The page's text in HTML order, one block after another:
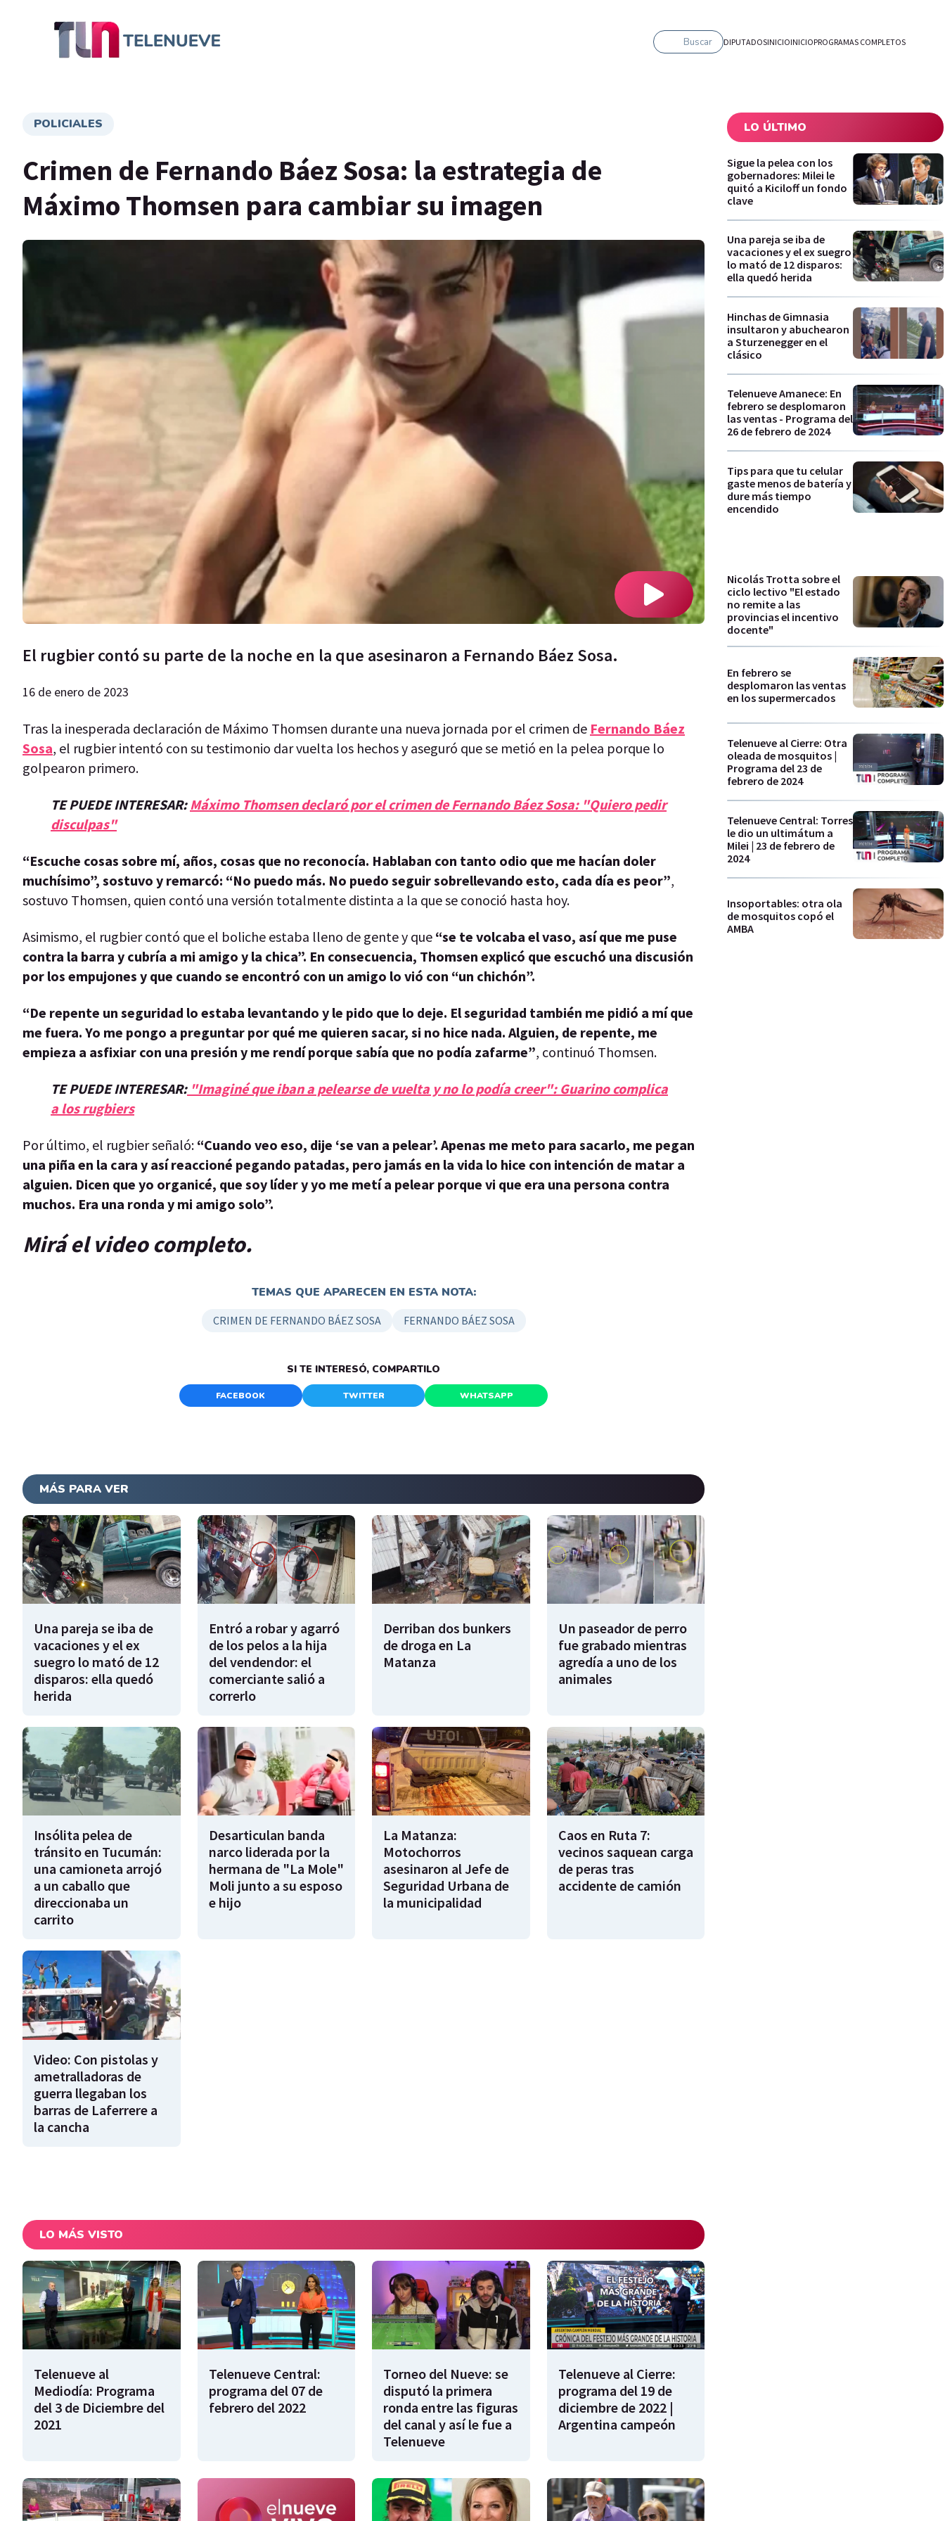
Buscar DIPUTADOSINICIOINICIOPROGRAMAS COMPLETOS
POLICIALES
Crimen de Fernando Báez Sosa: la estrategia de
Máximo Thomsen para cambiar su imagen
El rugbier contó su parte de la noche en la que asesinaron a Fernando Báez Sosa.
16 de enero de 2023
Tras la inesperada declaración de Máximo Thomsen durante una nueva jornada por el crimen de Fernando Báez
Sosa, el rugbier intentó con su testimonio dar vuelta los hechos y aseguró que se metió en la pelea porque lo
golpearon primero.
TE PUEDE INTERESAR: Máximo Thomsen declaró por el crimen de Fernando Báez Sosa: "Quiero pedir
disculpas"
“Escuche cosas sobre mí, años, cosas que no reconocía. Hablaban con tanto odio que me hacían doler
muchísimo”, sostuvo y remarcó: “No puedo más. No puedo seguir sobrellevando esto, cada día es peor”,
sostuvo Thomsen, quien contó una versión totalmente distinta a la que se conoció hasta hoy.
Asimismo, el rugbier contó que el boliche estaba lleno de gente y que “se te volcaba el vaso, así que me puse
contra la barra y cubría a mi amigo y la chica”. En consecuencia, Thomsen explicó que escuchó una discusión
por los empujones y que cuando se encontró con un amigo lo vió con “un chichón”.
“De repente un seguridad lo estaba levantando y le pido que lo deje. El seguridad también me pidió a mí que
me fuera. Yo me pongo a preguntar por qué me quieren sacar, si no hice nada. Alguien, de repente, me
empieza a asfixiar con una presión y me rendí porque sabía que no podía zafarme”, continuó Thomsen.
TE PUEDE INTERESAR:"Imaginé que iban a pelearse de vuelta y no lo podía creer": Guarino complica
a los rugbiers
Por último, el rugbier señaló: “Cuando veo eso, dije ‘se van a pelear’. Apenas me meto para sacarlo, me pegan
una piña en la cara y así reaccioné pegando patadas, pero jamás en la vida lo hice con intención de matar a
alguien. Dicen que yo organicé, que soy líder y yo me metí a pelear porque vi que era una persona contra
muchos. Era una ronda y mi amigo solo”.
Mirá el video completo.
TEMAS QUE APARECEN EN ESTA NOTA:
CRIMEN DE FERNANDO BÁEZ SOSA FERNANDO BÁEZ SOSA
SI TE INTERESÓ, COMPARTILO
FACEBOOK TWITTER WHATSAPP
MÁS PARA VER
Una pareja se iba de
vacaciones y el ex
suegro lo mató de 12
disparos: ella quedó
herida
Entró a robar y agarró
de los pelos a la hija
del vendendor: el
comerciante salió a
correrlo
Derriban dos bunkers
de droga en La
Matanza
Un paseador de perro
fue grabado mientras
agredía a uno de los
animales
Insólita pelea de
tránsito en Tucumán:
una camioneta arrojó
a un caballo que
direccionaba un
carrito
Desarticulan banda
narco liderada por la
hermana de "La Mole"
Moli junto a su esposo
e hijo
La Matanza:
Motochorros
asesinaron al Jefe de
Seguridad Urbana de
la municipalidad
Caos en Ruta 7:
vecinos saquean carga
de peras tras
accidente de camión
Video: Con pistolas y
ametralladoras de
guerra llegaban los
barras de Laferrere a
la cancha
LO MÁS VISTO
Telenueve al
Mediodía: Programa
del 3 de Diciembre del
2021
Telenueve Central:
programa del 07 de
febrero del 2022
Torneo del Nueve: se
disputó la primera
ronda entre las figuras
del canal y así le fue a
Telenueve
Telenueve al Cierre:
programa del 19 de
diciembre de 2022 |
Argentina campeón
LO ÚLTIMO
Sigue la pelea con los
gobernadores: Milei le
quitó a Kiciloff un fondo
clave
Una pareja se iba de
vacaciones y el ex suegro
lo mató de 12 disparos:
ella quedó herida
Hinchas de Gimnasia
insultaron y abuchearon
a Sturzenegger en el
clásico
Telenueve Amanece: En
febrero se desplomaron
las ventas - Programa del
26 de febrero de 2024
Tips para que tu celular
gaste menos de batería y
dure más tiempo
encendido
Nicolás Trotta sobre el
ciclo lectivo "El estado
no remite a las
provincias el incentivo
docente"
En febrero se
desplomaron las ventas
en los supermercados
Telenueve al Cierre: Otra
oleada de mosquitos |
Programa del 23 de
febrero de 2024
Telenueve Central: Torres
le dio un ultimátum a
Milei | 23 de febrero de
2024
Insoportables: otra ola
de mosquitos copó el
AMBA